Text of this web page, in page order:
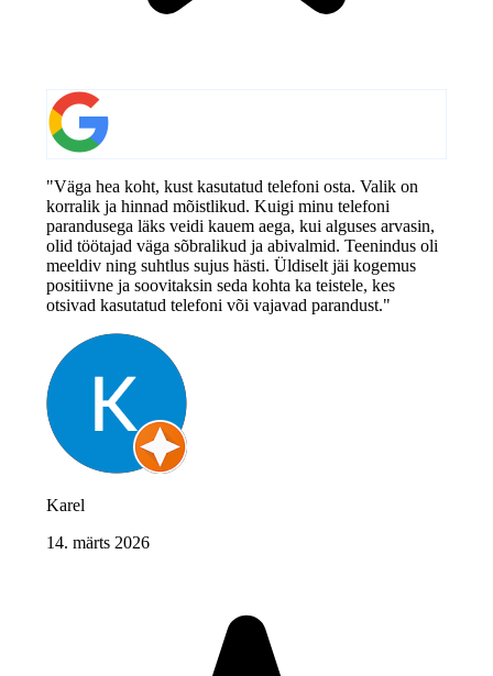
"Väga hea koht, kust kasutatud telefoni osta. Valik on
korralik ja hinnad mõistlikud. Kuigi minu telefoni
parandusega läks veidi kauem aega, kui alguses arvasin,
olid töötajad väga sõbralikud ja abivalmid. Teenindus oli
meeldiv ning suhtlus sujus hästi. Üldiselt jäi kogemus
positiivne ja soovitaksin seda kohta ka teistele, kes
otsivad kasutatud telefoni või vajavad parandust."
Karel
14. märts 2026